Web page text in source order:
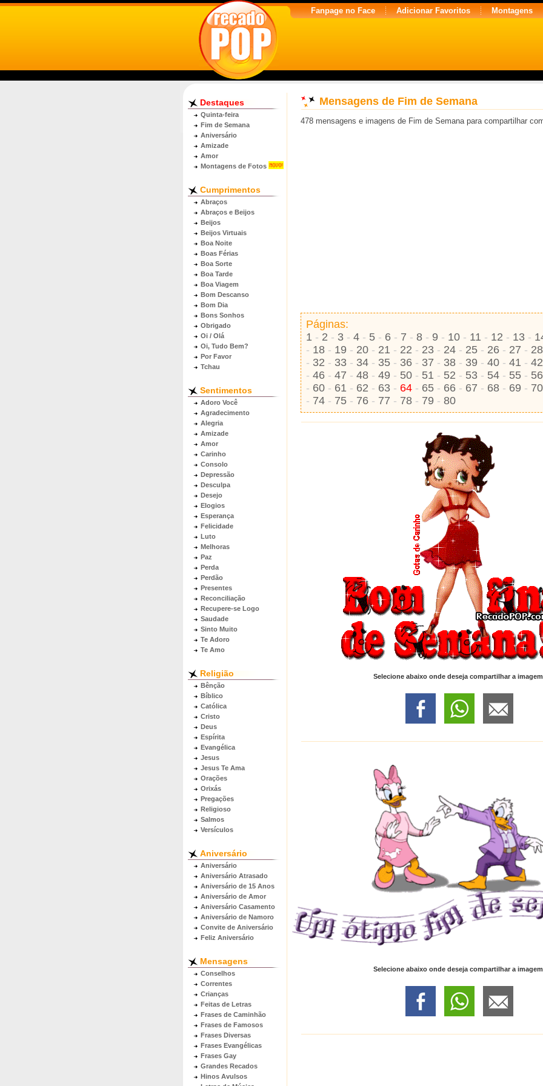
Fanpage no Face Adicionar Favoritos Montagens
Destaques
Quinta-feira
Fim de Semana
Aniversário
Amizade
Amor
Montagens de Fotos
Cumprimentos
Abraços
Abraços e Beijos
Beijos
Beijos Virtuais
Boa Noite
Boas Férias
Boa Sorte
Boa Tarde
Boa Viagem
Bom Descanso
Bom Dia
Bons Sonhos
Obrigado
Oi / Olá
Oi, Tudo Bem?
Por Favor
Tchau
Sentimentos
Adoro Você
Agradecimento
Alegria
Amizade
Amor
Carinho
Consolo
Depressão
Desculpa
Desejo
Elogios
Esperança
Felicidade
Luto
Melhoras
Paz
Perda
Perdão
Presentes
Reconciliação
Recupere-se Logo
Saudade
Sinto Muito
Te Adoro
Te Amo
Religião
Bênção
Bíblico
Católica
Cristo
Deus
Espírita
Evangélica
Jesus
Jesus Te Ama
Orações
Orixás
Pregações
Religioso
Salmos
Versículos
Aniversário
Aniversário
Aniversário Atrasado
Aniversário de 15 Anos
Aniversário de Amor
Aniversário Casamento
Aniversário de Namoro
Convite de Aniversário
Feliz Aniversário
Mensagens
Conselhos
Correntes
Crianças
Feitas de Letras
Frases de Caminhão
Frases de Famosos
Frases Diversas
Frases Evangélicas
Frases Gay
Grandes Recados
Hinos Avulsos
Mensagens de Fim de Semana
478 mensagens e imagens de Fim de Semana para compartilhar
Páginas:
1 - 2 - 3 -4 - 5 - 6 - 7 -8 - 9 - 10 - 11 - 12 - 13 -
- 18 - 19 - 20 - 21 - 22 - 23 - 24 - 25 - 26 - 27 - 28
- 32 - 33 - 34 - 35 - 36 - 37 - 38 - 39 -40 -41 -42
-46 -47 -48 -49 - 50 - 51 - 52 - 53 - 54 - 55 - 56
- 60 - 61 - 62 - 63 - 64 - 65 - 66 - 67 - 68 - 69 - 70
- 74 - 75 - 76 - 77 - 78 - 79 -80
Selecione abaixo onde deseja compartilhar a
Selecione abaixo onde deseja compartilhar a